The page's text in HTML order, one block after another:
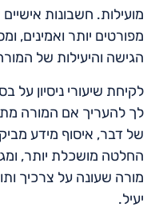
מועילות. חשבונות
מפורטים יותר ואמינים,
הגישה והיעילות של
לקיחת שיעורי ניסיון על
לך להעריך אם המורה
של דבר, איסוף מידע
החלטה מושכלת יותר,
מורה שעונה על צרכיך
יעיל.